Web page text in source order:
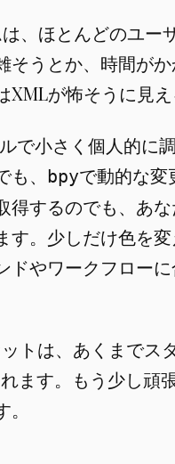
、ほとんどのユー
そうとか、時間が
XMLが怖そうに見
で小さく個人的に
、
bpyで動的な変
得するのでも、あ
す。少しだけ色を
ドやワークフロー
トは、あくまでス
ます。もう少し頑